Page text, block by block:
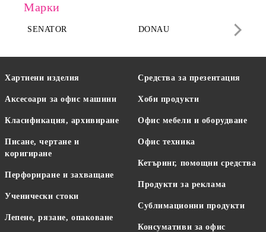
Марки
SENATOR DONAU
Хартиени изделия
Аксесоари за офис машини
Класификация, архивиране
Писане, чертане и
коригиране
Перфориране и захващане
Ученически стоки
Лепене, рязане, опаковане
Средства за презентация
Хоби продукти
Офис мебели и оборудване
Офис техника
Кетъринг, помощни средства
Продукти за реклама
Сублимационни продукти
Консумативи за офис